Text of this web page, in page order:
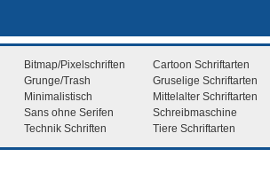
Bitmap/Pixelschriften Cartoon Schriftarten
Grunge/Trash Gruselige Schriftarten
Minimalistisch Mittelalter Schriftarten
Sans ohne Serifen Schreibmaschine
Technik Schriften Tiere Schriftarten